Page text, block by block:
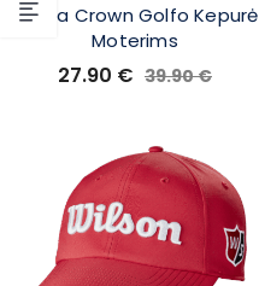
Cobra Crown Golfo Kepurė
Moterims
27.90 € 39.90€